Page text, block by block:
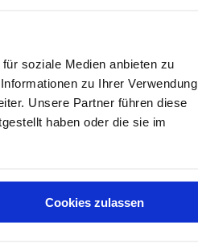
soziale Medien anbieten zu
zu Ihrer Verwendung
Unsere Partner führen diese
haben oder die sie im
Cookies zulassen